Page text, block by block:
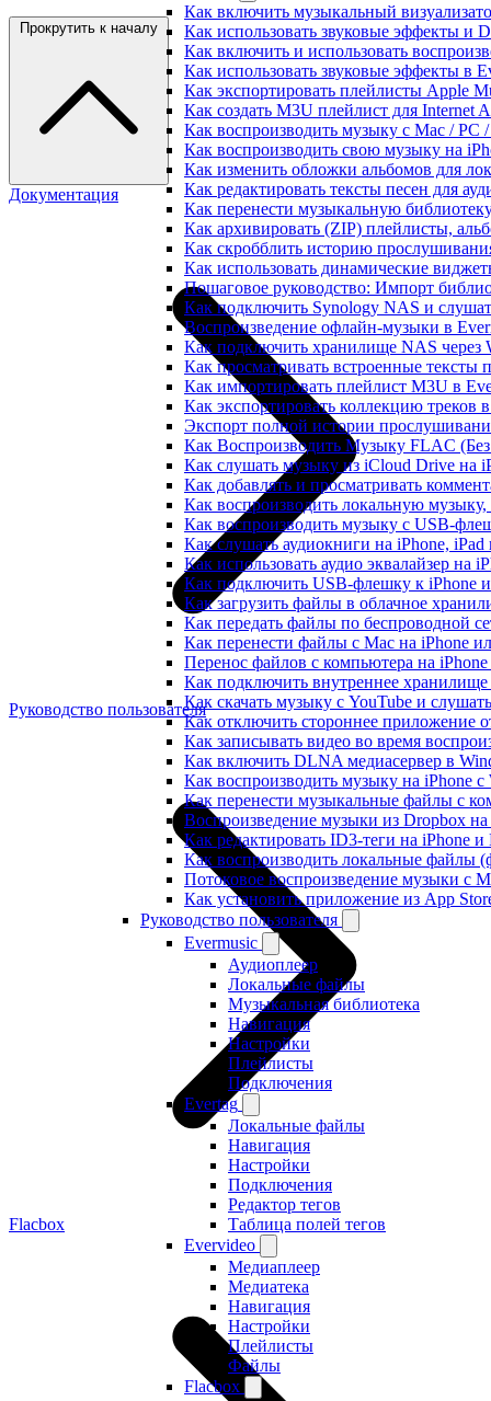
Как включить музыкальный
Как использовать звуковые эффекты и
Как включить и использовать
Как использовать звуковые эффекты в
Как экспортировать плейлисты Apple
Как создать M3U плейлист для Internet
Как воспроизводить музыку с Mac /
Как воспроизводить свою музыку на
Как изменить обложки альбомов для
Как редактировать тексты песен для
Как перенести музыкальную
Как архивировать (ZIP) плейлисты,
Как скробблить историю
Как использовать динамические
Пошаговое руководство: Импорт
Как подключить Synology NAS и
Воспроизведение офлайн-музыки в
Как подключить хранилище NAS через
Как просматривать встроенные
Как импортировать плейлист M3U в
Как экспортировать коллекцию
Экспорт полной истории
Как Воспроизводить Музыку FLAC
Как слушать музыку из iCloud Drive на
Как добавлять и просматривать
Как воспроизводить локальную
Как воспроизводить музыку с USB-
Как слушать аудиокниги на iPhone,
Как использовать аудио эквалайзер на
Как подключить USB-флешку к iPhone
Как загрузить файлы в облачное
Как передать файлы по беспроводной
Как перенести файлы с Mac на iPhone
Перенос файлов с компьютера на
Как подключить внутреннее
Как скачать музыку с YouTube и
Как отключить стороннее приложение
Как записывать видео во время
Как включить DLNA медиасервер в
Как воспроизводить музыку на iPhone
Как перенести музыкальные файлы с
Воспроизведение музыки из Dropbox
Как редактировать ID3-теги на iPhone и
Как воспроизводить локальные файлы
Потоковое воспроизведение музыки с
Как установить приложение из App
Руководство пользователя
Evermusic
Аудиоплеер
Локальные файлы
Музыкальная библиотека
Навигация
Настройки
Плейлисты
Подключения
Evertag
Локальные файлы
Навигация
Настройки
Подключения
Редактор тегов
Таблица полей тегов
Evervideo
Медиаплеер
Медиатека
Навигация
Настройки
Плейлисты
Файлы
Flacbox
Прокрутить к началу
Документация
Руководство пользователя
Flacbox